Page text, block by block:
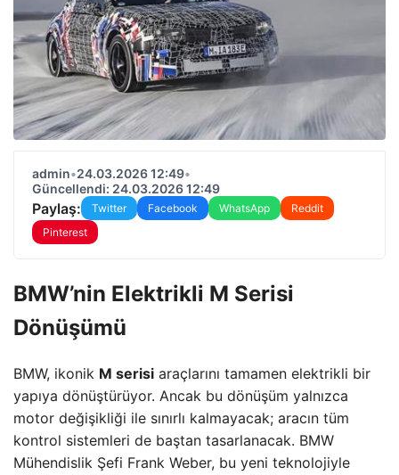
admin•24.03.2026 12:49•
Güncellendi: 24.03.2026 12:49
Paylaş: Twitter Facebook WhatsApp
Reddit
Pinterest
BMW’nin Elektrikli M Serisi
Dönüşümü
BMW, ikonik M serisi araçlarını tamamen elektrikli bir
yapıya dönüştürüyor. Ancak bu dönüşüm yalnızca
motor değişikliği ile sınırlı kalmayacak; aracın tüm
kontrol sistemleri de baştan tasarlanacak. BMW
Mühendislik Şefi Frank Weber, bu yeni teknolojiyle